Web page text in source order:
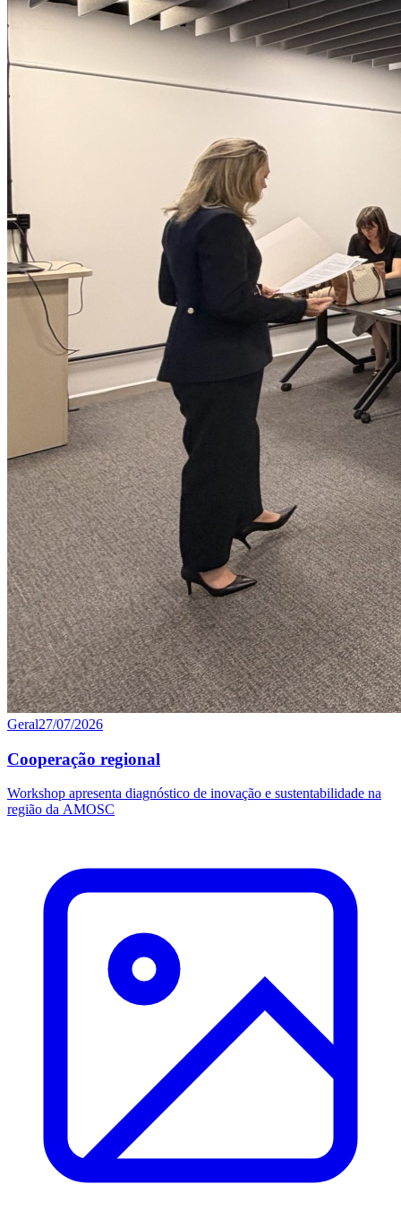
Geral27/07/2026
Cooperação regional
Workshop apresenta diagnóstico de inovação e sustentabilidade na
região da AMOSC